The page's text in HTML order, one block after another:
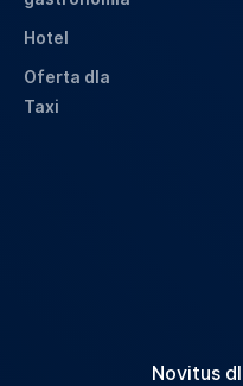
Hotel
Oferta dla
Taxi
Novitus